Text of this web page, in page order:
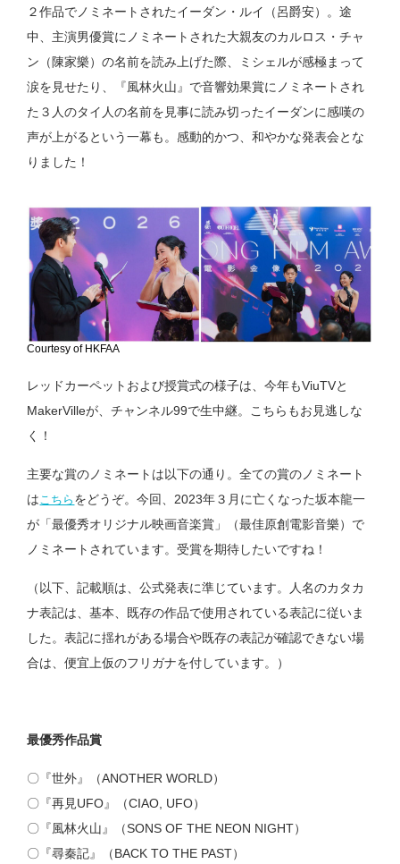
２作品でノミネートされたイーダン・ルイ（呂爵安）。途
中、主演男優賞にノミネートされた大親友のカルロス・チャ
ン（陳家樂）の名前を読み上げた際、ミシェルが感極まって
涙を見せたり、『風林火山』で音響効果賞にノミネートされ
た３人のタイ人の名前を見事に読み切ったイーダンに感嘆の
声が上がるという一幕も。感動的かつ、和やかな発表会とな
りました！
Courtesy of HKFAA
レッドカーペットおよび授賞式の様子は、今年もViuTVと
MakerVilleが、チャンネル99で生中継。こちらもお見逃しな
く！
主要な賞のノミネートは以下の通り。全ての賞のノミネート
はこちら をどうぞ。今回、2023年３月に亡くなった坂本龍一
が「最優秀オリジナル映画音楽賞」（最佳原創電影音樂）で
ノミネートされています。受賞を期待したいですね！
（以下、記載順は、公式発表に準じています。人名のカタカ
ナ表記は、基本、既存の作品で使用されている表記に従いま
した。表記に揺れがある場合や既存の表記が確認できない場
合は、便宜上仮のフリガナを付しています。）
最優秀作品賞
〇『世外』（ANOTHER WORLD）
〇『再見UFO』（CIAO, UFO）
〇『風林火山』（SONS OF THE NEON NIGHT）
〇『尋秦記』（BACK TO THE PAST）